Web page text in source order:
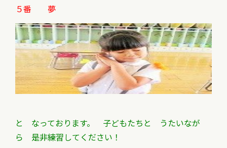
５番 夢
と なっております。 子どもたちと うたいなが
ら 是非練習してください！